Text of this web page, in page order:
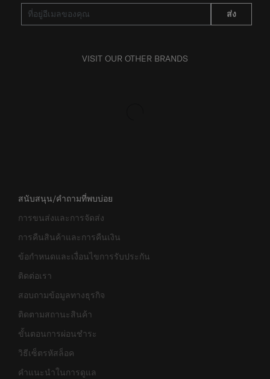
ส่ง
VISIT OUR OTHER BRANDS
สนับสนุน/คำถามที่พบบ่อย
การขนส่งและการจัดส่ง
การคืนสินค้าและการคืนเงิน
ข้อกำหนดและเงื่อนไขการรับประกัน
ติดต่อเรา
สอบถามข้อมูลทางธุรกิจ
ติดตามสถานะสินค้า
ขั้นตอนการผ่อนชำระ
วิธีเซ็ตรหัสล็อค
คำแนะนำในการดูแล